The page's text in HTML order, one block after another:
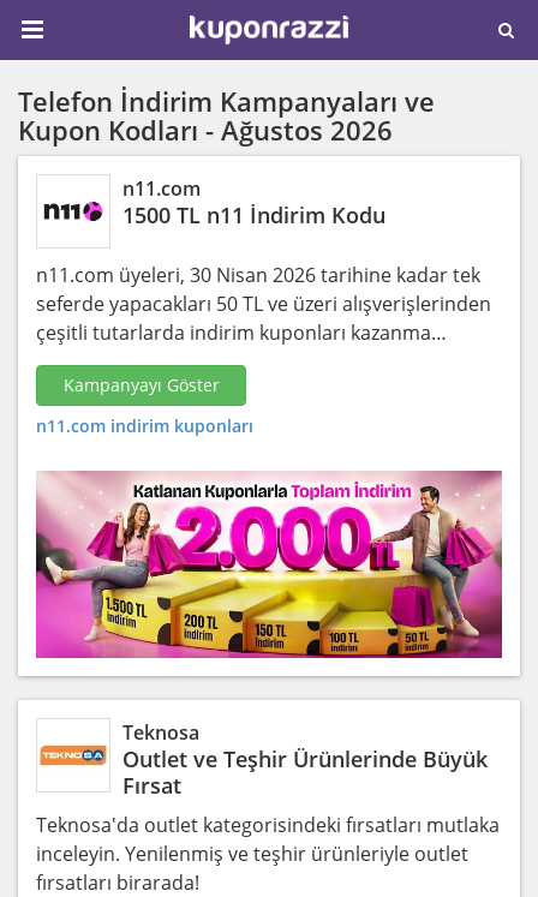
Telefon İndirim Kampanyaları ve
Kupon Kodları - Ağustos 2026
n11.com
1500 TL n11 İndirim Kodu
n11.com üyeleri, 30 Nisan 2026 tarihine kadar tek
seferde yapacakları 50 TL ve üzeri alışverişlerinden
çeşitli tutarlarda indirim kuponları kazanma…
Kampanyayı Göster
n11.com indirim kuponları
Teknosa
Outlet ve Teşhir Ürünlerinde Büyük
Fırsat
Teknosa'da outlet kategorisindeki fırsatları mutlaka
inceleyin. Yenilenmiş ve teşhir ürünleriyle outlet
fırsatları birarada!